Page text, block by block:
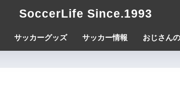
SoccerLife Since.1993
サッカーグッズ サッカー情報 おじさん